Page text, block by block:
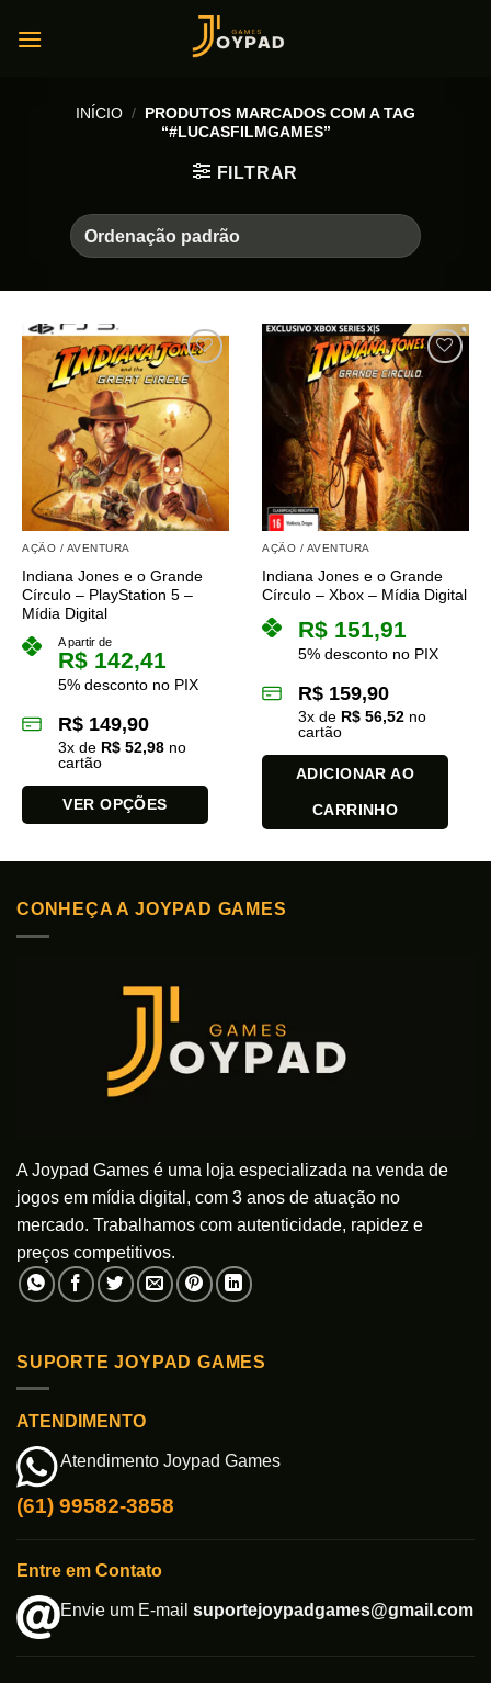
INÍCIO / PRODUTOS MARCADOS COM A TAG
“#LUCASFILMGAMES”
FILTRAR
AÇÃO / AVENTURA
Indiana Jones e o Grande
Círculo – PlayStation 5 –
Mídia Digital
A partir de
R$ 142,41
5% desconto no PIX
R$ 149,90
3x de R$ 52,98 no
cartão
VER OPÇÕES
várias
AÇÃO / AVENTURA
Indiana Jones e o Grande
Círculo – Xbox – Mídia Digital
R$ 151,91
5% desconto no PIX
R$ 159,90
3x de R$ 56,52 no
cartão
ADICIONAR AO
CARRINHO
CONHEÇA A JOYPAD GAMES
A Joypad Games é uma loja especializada na venda de
jogos em mídia digital, com 3 anos de atuação no
mercado. Trabalhamos com autenticidade, rapidez e
preços competitivos.
SUPORTE JOYPAD GAMES
ATENDIMENTO
Atendimento Joypad Games
(61) 99582-3858
Entre em Contato
Envie um E-mail suportejoypadgames@gmail.com